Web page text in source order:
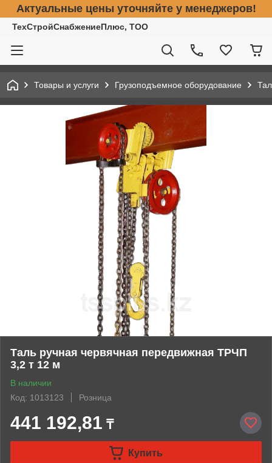
Актуальные цены уточняйте у менеджеров!
ТехСтройСнабжениеПлюс, ТОО
Товары и услуги Грузоподъемное оборудование
Таль ручная червячная передвижная ТРЧП
3,2 т 12 м
В наличии
Код: 1013123
Розница
441 192,81 ₸
Купить